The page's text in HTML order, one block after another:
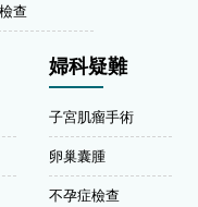
查
婦科疑難
子宮肌瘤手術
卵巢囊腫
不孕症檢查